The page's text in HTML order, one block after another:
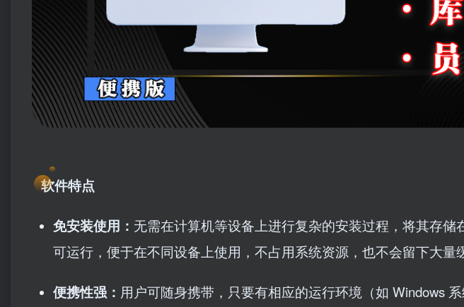
软件特点
免安装使用： 无需在计算机等设备上进行复杂的安装过程，将其存储
可运行，便于在不同设备上使用，不占用系统资源，也不会留下大量
便携性强： 用户可随身携带，只要有相应的运行环境（如 Windows